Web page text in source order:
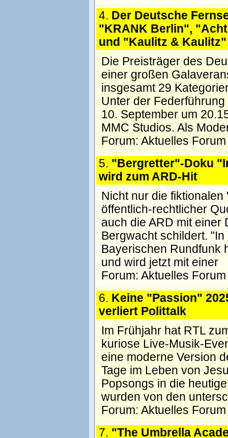
4. Der Deutsche
"KRANK Berlin",
und "Kaulitz &
Die Preisträger des
einer großen
insgesamt 29
Unter der
10. September um
MMC Studios. Als
Forum: Aktuelles Forum
5. "Bergretter"-Doku
wird zum ARD-Hit
Nicht nur die
öffentlich-rechtlicher
auch die ARD mit einer
Bergwacht schildert.
Bayerischen Rundfunk
und wird jetzt mit einer
Forum: Aktuelles Forum
6. Keine "Passion"
verliert Polittalk
Im Frühjahr hat RTL
kuriose Live-Musik-
eine moderne Version
Tage im Leben von
Popsongs in die
wurden von den
Forum: Aktuelles Forum
7. "The Umbrella